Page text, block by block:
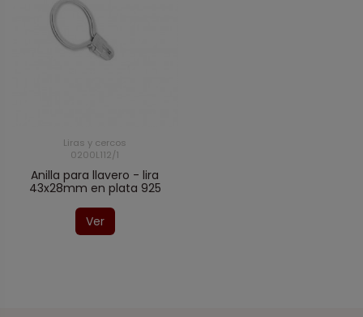
Liras y cercos
0200L112/1
Anilla para llavero - lira
43x28mm en plata 925
Ver